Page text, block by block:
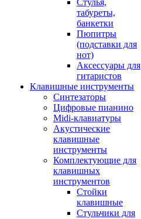
Стулья,
табуреты,
банкетки
Пюпитры
(подставки для
нот)
Аксессуары для
гитаристов
Клавишные инструменты
Синтезаторы
Цифровые пианино
Midi-клавиатуры
Акустические
клавишные
инструменты
Комплектующие для
клавишных
инструментов
Стойки
клавишные
Стульчики для